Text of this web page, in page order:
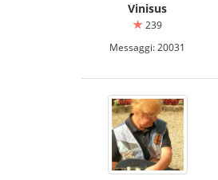
Vinisus
239
Messaggi: 20031